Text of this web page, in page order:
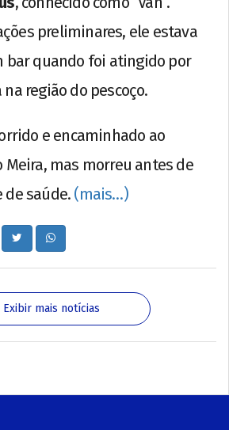
preliminares, ele estava
bar quando foi atingido por
região do pescoço.
e encaminhado ao
Meira, mas morreu antes de
de saúde. (mais…)
Exibir mais notícias